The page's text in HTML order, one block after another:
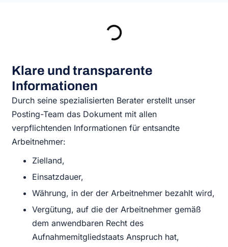
Klare und transparente
Informationen
Durch seine spezialisierten Berater erstellt unser
Posting-Team das Dokument mit allen
verpflichtenden Informationen für entsandte
Arbeitnehmer:
Zielland,
Einsatzdauer,
Währung, in der der Arbeitnehmer bezahlt wird,
Vergütung, auf die der Arbeitnehmer gemäß
dem anwendbaren Recht des
Aufnahmemitgliedstaats Anspruch hat,